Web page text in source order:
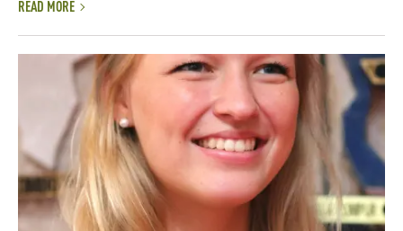
READ MORE